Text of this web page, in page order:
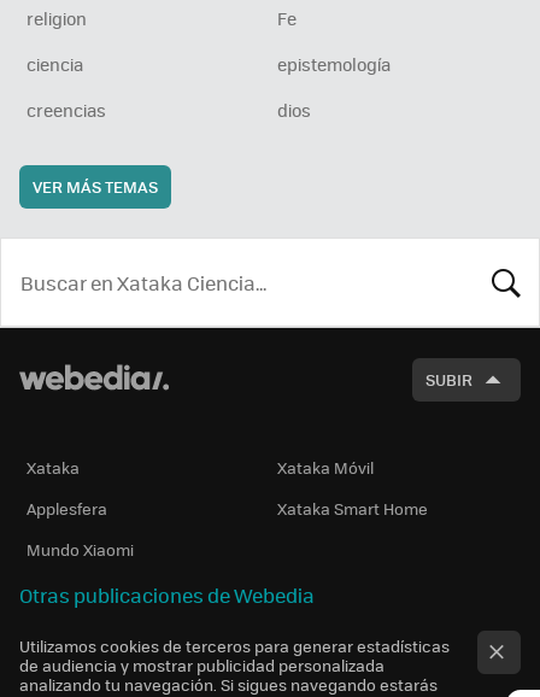
religion
Fe
ciencia
epistemología
creencias
dios
VER MÁS TEMAS
SUBIR
Xataka
Xataka Móvil
Applesfera
Xataka Smart Home
Mundo Xiaomi
Otras publicaciones de Webedia
Utilizamos cookies de terceros para generar estadísticas
de audiencia y mostrar publicidad personalizada
analizando tu navegación. Si sigues navegando estarás